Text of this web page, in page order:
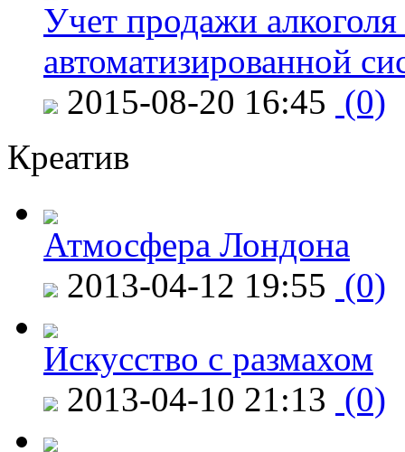
Учет продажи
автоматизированной
2015-08-20 16:45 (0)
Креатив
Атмосфера Лондона
2013-04-12 19:55 (0)
Искусство с размахом
2013-04-10 21:13 (0)